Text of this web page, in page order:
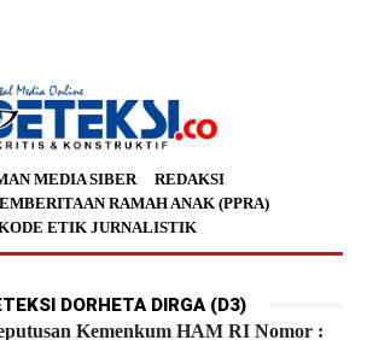
MEDIA SIBER
REDAKSI
RAMAH ANAK (PPRA)
ETIK JURNALISTIK
DORHETA DIRGA (D3)
Kemenkum HAM RI Nomor :